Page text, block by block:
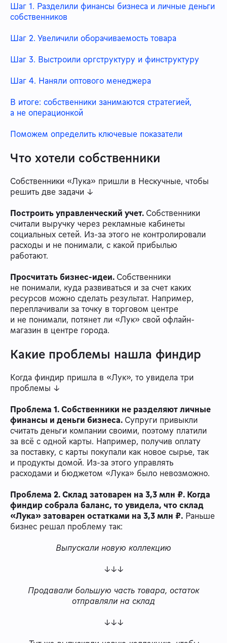
Шаг 1. Разделили финансы бизнеса и личные деньги
собственников
Шаг 2. Увеличили оборачиваемость товара
Шаг 3. Выстроили оргструктуру и финструктуру
Шаг 4. Наняли оптового менеджера
В итоге: собственники занимаются стратегией,
а не операционкой
Поможем определить ключевые показатели
Что хотели собственники
Собственники «Лука» пришли в Нескучные, чтобы
решить две задачи ↓
Построить управленческий учет. Собственники
считали выручку через рекламные кабинеты
социальных сетей. Из-за этого не контролировали
расходы и не понимали, с какой прибылью
работают.
Просчитать бизнес-идеи. Собственники
не понимали, куда развиваться и за счет каких
ресурсов можно сделать результат. Например,
переплачивали за точку в торговом центре
и не понимали, потянет ли «Лук» свой офлайн-
магазин в центре города.
Какие проблемы нашла финдир
Когда финдир пришла в «Лук», то увидела три
проблемы ↓
Проблема 1. Собственники не разделяют личные
финансы и деньги бизнеса. Супруги привыкли
считать деньги компании своими, поэтому платили
за всё с одной карты. Например, получив оплату
за поставку, с карты покупали как новое сырье, так
и продукты домой. Из-за этого управлять
расходами и бюджетом «Лука» было невозможно.
Проблема 2. Склад затоварен на 3,3 млн ₽. Когда
финдир собрала баланс, то увидела, что склад
«Лука» затоварен остатками на 3,3 млн ₽. Раньше
бизнес решал проблему так:
Выпускали новую коллекцию
↓↓↓
Продавали большую часть товара, остаток
отправляли на склад
↓↓↓